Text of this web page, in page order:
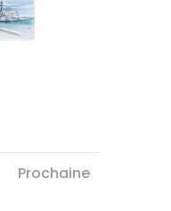
Prochaine